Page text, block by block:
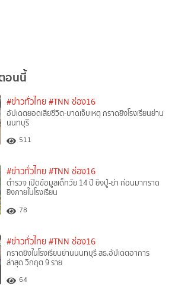
อนนี้
#ข่าวทั่วไทย #TNN ช่อง16
อัปเดตยอดเสียชีวิต-บาดเจ็บเหตุ กราดยิงโรงเรียนย่าน
นนทบุรี
511
#ข่าวทั่วไทย #TNN ช่อง16
ตำรวจ เปิดข้อมูลเด็กวัย 14 ปี ยิงปู่-ย่า ก่อนมากราด
ยิงภายในโรงเรียน
78
#ข่าวทั่วไทย #TNN ช่อง16
กราดยิงในโรงเรียนย่านนนทบุรี สธ.อัปเดตอาการ
ล่าสุด วิกฤต 9 ราย
64